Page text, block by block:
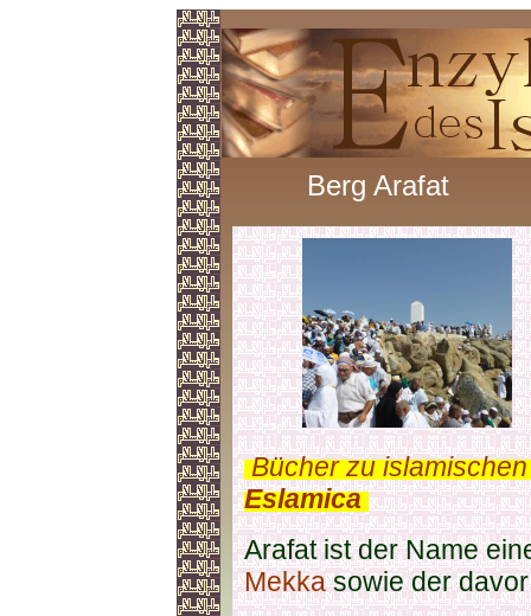
Berg Arafat
.Bücher zu
Eslamica.
Arafat ist der Name
Mekkasowie der